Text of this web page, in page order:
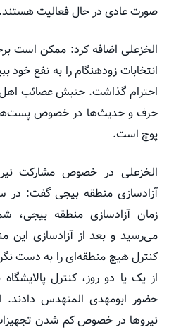
صورت عادی در حال فعالیت هستند.
الخزعلی اضافه کرد: ممکن است
انتخابات زودهنگام را به نفع خود
احترام گذاشت. جنبشعصائب
حرف و حدیث‌ها در خصوص
پوچ است.
الخزعلی در خصوص مشارکت
آزادسازی منطقه بیجیگفت: در
زمان آزادسازی منطقه بیجی
می‌رسید و بعد از آزادسازی این
کنترل هیچ منطقه‌ای را به دست
از یک یا دو روز، کنترل پالایشگاه
حضور ابومهدی المنهدس
نیروها در خصوص کم شدن تجهیزات